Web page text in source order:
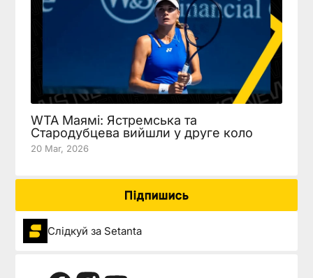
WTA Маямі: Ястремська та
Стародубцева вийшли у друге коло
20 Mar, 2026
Підпишись
Слідкуй за Setanta